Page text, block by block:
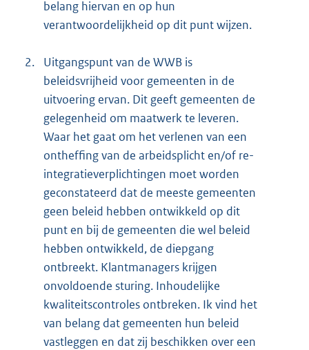
belang hiervan en op hun
verantwoordelijkheid op dit punt wijzen.
2.
Uitgangspunt van de WWB is
beleidsvrijheid voor gemeenten in de
uitvoering ervan. Dit geeft gemeenten de
gelegenheid om maatwerk te leveren.
Waar het gaat om het verlenen van een
ontheffing van de arbeidsplicht en/of re-
integratieverplichtingen moet worden
geconstateerd dat de meeste gemeenten
geen beleid hebben ontwikkeld op dit
punt en bij de gemeenten die wel beleid
hebben ontwikkeld, de diepgang
ontbreekt. Klantmanagers krijgen
onvoldoende sturing. Inhoudelijke
kwaliteitscontroles ontbreken. Ik vind het
van belang dat gemeenten hun beleid
vastleggen en dat zij beschikken over een